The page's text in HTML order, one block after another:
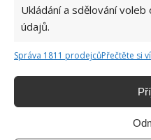
Ukládání a sdělování voleb
údajů.
Správa 1811 prodejcůPřečtěte si